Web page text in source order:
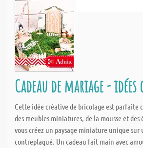
Cadeau de mariage -
Cette idée créative de bricolage est parfaite
des meubles miniatures, de la mousse et
vous créez un paysage miniature unique sur
contreplaqué. Un cadeau fait main avec